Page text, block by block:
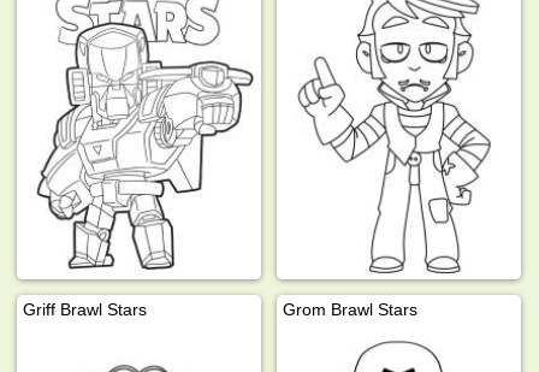
Griff Brawl Stars Grom Brawl Stars